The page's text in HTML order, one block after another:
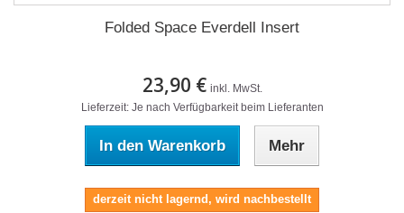
Folded Space Everdell Insert
23,90 € inkl. MwSt.
Lieferzeit: Je nach Verfügbarkeit beim Lieferanten
In den Warenkorb Mehr
derzeit nicht lagernd, wird nachbestellt